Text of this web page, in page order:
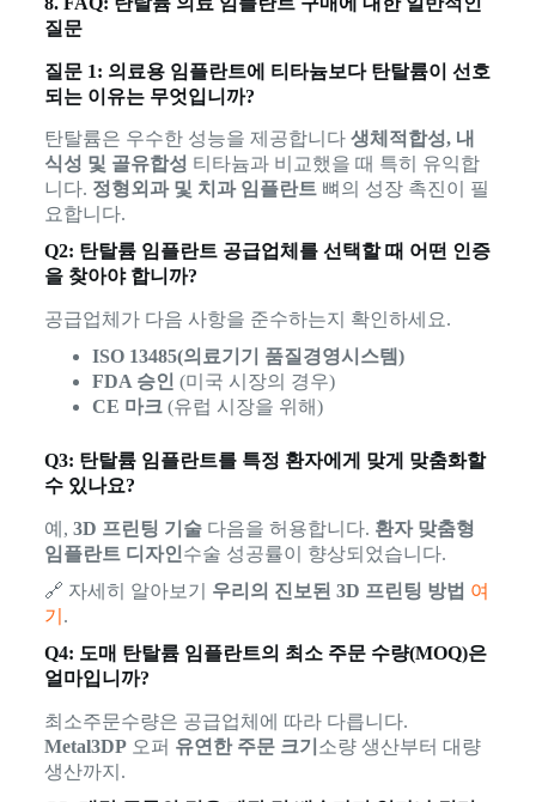
질문
질문 1: 의료용 임플란트에 티타늄보다 탄탈륨이 선호
되는 이유는 무엇입니까?
탄탈륨은 우수한 성능을 제공합니다 생체적합성, 내
식성 및 골유합성 티타늄과 비교했을 때 특히 유익합
니다. 정형외과 및 치과 임플란트뼈의 성장 촉진이 필
요합니다.
Q2: 탄탈륨 임플란트 공급업체를 선택할 때 어떤 인증
을 찾아야 합니까?
공급업체가 다음 사항을 준수하는지 확인하세요.
ISO 13485(의료기기 품질경영시스템)
FDA 승인 (미국 시장의 경우)
CE 마크(유럽 시장을 위해)
Q3: 탄탈륨 임플란트를 특정 환자에게 맞게 맞춤화할
수 있나요?
예, 3D 프린팅 기술다음을 허용합니다. 환자 맞춤형
임플란트 디자인수술 성공률이 향상되었습니다.
🔗 자세히 알아보기 우리의 진보된 3D 프린팅 방법 여
기 .
Q4: 도매 탄탈륨 임플란트의 최소 주문 수량(MOQ)은
얼마입니까?
최소주문수량은 공급업체에 따라 다릅니다.
Metal3DP오퍼 유연한 주문 크기 소량 생산부터 대량
생산까지.